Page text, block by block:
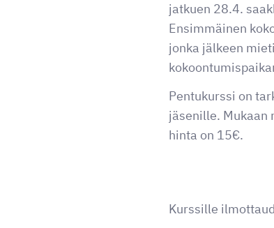
jatkuen 28.4.
Ensimmäinen
jonka jälkeen
Pentukurssi on
jäsenille. Mukaan
hinta on 15€.
Kurssille